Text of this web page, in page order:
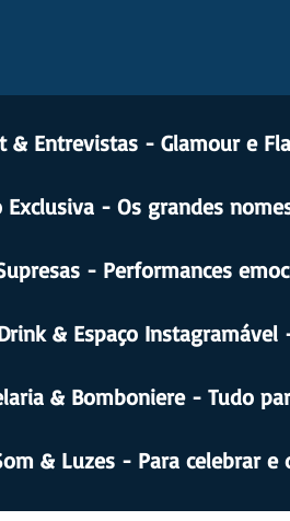
& Entrevistas - Glamour e
Exclusiva - Os grandes
- Performances
& Espaço
& Bomboniere - Tudo
& Luzes - Para celebrar e